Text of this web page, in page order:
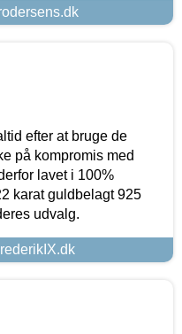
efter at bruge de
på kompromis med
lavet i 100%
karat guldbelagt 925
udvalg.